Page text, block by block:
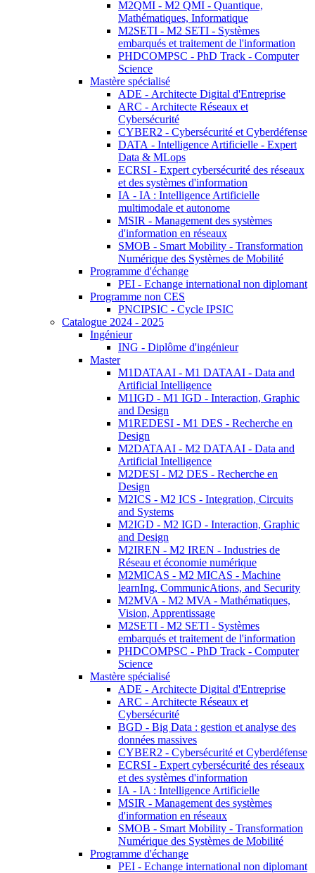
M2QMI - M2 QMI - Quantique,
Mathématiques, Informatique
M2SETI - M2 SETI - Systèmes
embarqués et traitement de l'information
PHDCOMPSC - PhD Track - Computer
Science
Mastère spécialisé
ADE - Architecte Digital d'Entreprise
ARC - Architecte Réseaux et
Cybersécurité
CYBER2 - Cybersécurité et Cyberdéfense
DATA - Intelligence Artificielle - Expert
Data & MLops
ECRSI - Expert cybersécurité des réseaux
et des systèmes d'information
IA - IA : Intelligence Artificielle
multimodale et autonome
MSIR - Management des systèmes
d'information en réseaux
SMOB - Smart Mobility - Transformation
Numérique des Systèmes de Mobilité
Programme d'échange
PEI - Echange international non diplomant
Programme non CES
PNCIPSIC - Cycle IPSIC
Catalogue 2024 - 2025
Ingénieur
ING - Diplôme d'ingénieur
Master
M1DATAAI - M1 DATAAI - Data and
Artificial Intelligence
M1IGD - M1 IGD - Interaction, Graphic
and Design
M1REDESI - M1 DES - Recherche en
Design
M2DATAAI - M2 DATAAI - Data and
Artificial Intelligence
M2DESI - M2 DES - Recherche en
Design
M2ICS - M2 ICS - Integration, Circuits
and Systems
M2IGD - M2 IGD - Interaction, Graphic
and Design
M2IREN - M2 IREN - Industries de
Réseau et économie numérique
M2MICAS - M2 MICAS - Machine
learnIng, CommunicAtions, and Security
M2MVA - M2 MVA - Mathématiques,
Vision, Apprentissage
M2SETI - M2 SETI - Systèmes
embarqués et traitement de l'information
PHDCOMPSC - PhD Track - Computer
Science
Mastère spécialisé
ADE - Architecte Digital d'Entreprise
ARC - Architecte Réseaux et
Cybersécurité
BGD - Big Data : gestion et analyse des
données massives
CYBER2 - Cybersécurité et Cyberdéfense
ECRSI - Expert cybersécurité des réseaux
et des systèmes d'information
IA - IA : Intelligence Artificielle
MSIR - Management des systèmes
d'information en réseaux
SMOB - Smart Mobility - Transformation
Numérique des Systèmes de Mobilité
Programme d'échange
PEI - Echange international non diplomant